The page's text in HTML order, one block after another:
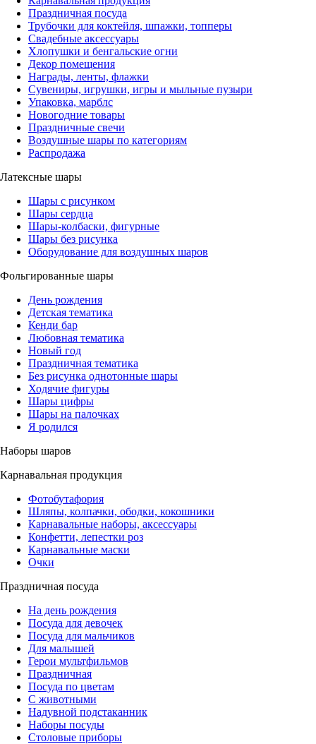
Праздничная посуда
Трубочки для коктейля, шпажки, топперы
Свадебные аксессуары
Хлопушки и бенгальские огни
Декор помещения
Награды, ленты, флажки
Сувениры, игрушки, игры и мыльные пузыри
Упаковка, марблс
Новогодние товары
Праздничные свечи
Воздушные шары по категориям
Распродажа
Латексные шары
Шары с рисунком
Шары сердца
Шары-колбаски, фигурные
Шары без рисунка
Оборудование для воздушных шаров
Фольгированные шары
День рождения
Детская тематика
Кенди бар
Любовная тематика
Новый год
Праздничная тематика
Без рисунка однотонные шары
Ходячие фигуры
Шары цифры
Шары на палочках
Я родился
Наборы шаров
Карнавальная продукция
Фотобутафория
Шляпы, колпачки, ободки, кокошники
Карнавальные наборы, аксессуары
Конфетти, лепестки роз
Карнавальные маски
Очки
Праздничная посуда
На день рождения
Посуда для девочек
Посуда для мальчиков
Для малышей
Герои мультфильмов
Праздничная
Посуда по цветам
С животными
Надувной подстаканник
Наборы посуды
Столовые приборы